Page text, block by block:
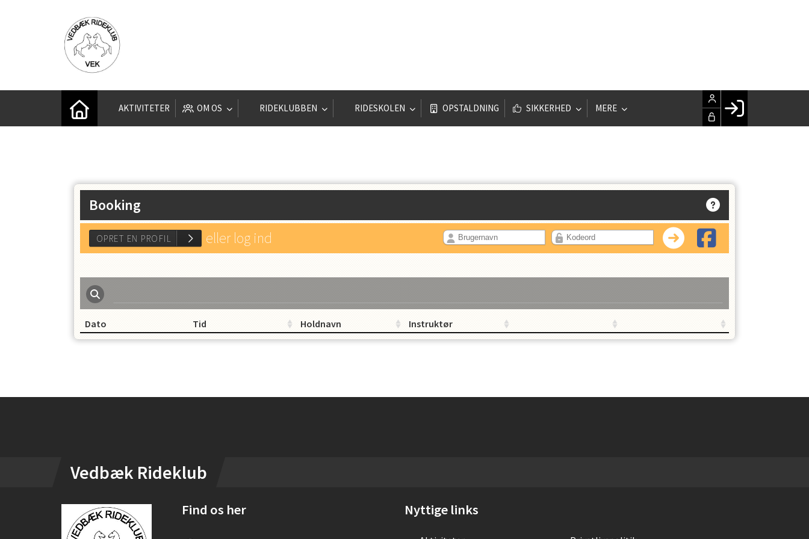
AKTIVITETER OM OS RIDEKLUBBEN RIDESKOLEN OPSTALDNING SIKKERHED MERE
LOG IND
Booking
OPRET EN PROFIL
eller log ind
Dato Tid Holdnavn Instruktør
Vedbæk Rideklub
Find os her Nyttige links